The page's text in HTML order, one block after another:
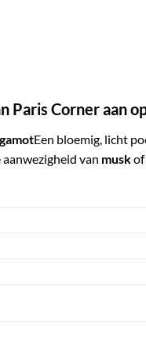
Corner aan
Een bloemig, licht
van muskof